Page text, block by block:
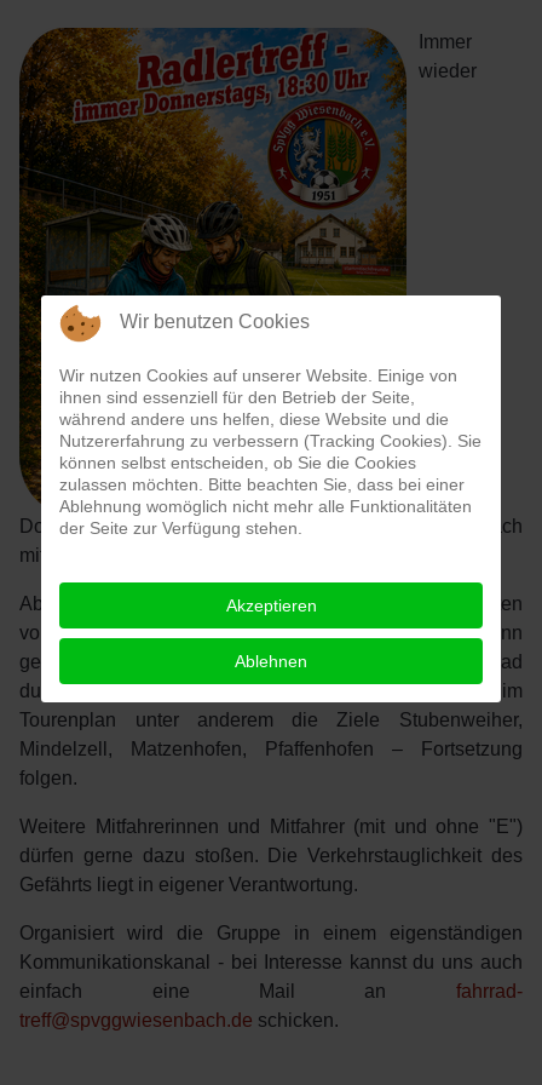
Immer
wieder
Donnerstags... trifft man sich zum Fahrradfahren - mach
mit 🫶
Abfahrt ist um 18:30 Uhr am Sportheim, zehn Minuten
vorher sollten sich die Teilnehmer dort einfinden. Dann
geht’s für circa drei Stunden – rund 40 km – mit dem Rad
durchs Wiesenbacher Umland. Bisher finden sich im
Tourenplan unter anderem die Ziele Stubenweiher,
Mindelzell, Matzenhofen, Pfaffenhofen – Fortsetzung
folgen.
Weitere Mitfahrerinnen und Mitfahrer (mit und ohne "E")
dürfen gerne dazu stoßen. Die Verkehrstauglichkeit des
Gefährts liegt in eigener Verantwortung.
Organisiert wird die Gruppe in einem eigenständigen
Kommunikationskanal - bei Interesse kannst du uns auch
einfach eine Mail an fahrrad-
treff@spvggwiesenbach.de schicken.
Wir benutzen Cookies
Wir nutzen Cookies auf unserer Website. Einige von
ihnen sind essenziell für den Betrieb der Seite,
während andere uns helfen, diese Website und die
Nutzererfahrung zu verbessern (Tracking Cookies). Sie
können selbst entscheiden, ob Sie die Cookies
zulassen möchten. Bitte beachten Sie, dass bei einer
Ablehnung womöglich nicht mehr alle Funktionalitäten
der Seite zur Verfügung stehen.
Akzeptieren
Ablehnen